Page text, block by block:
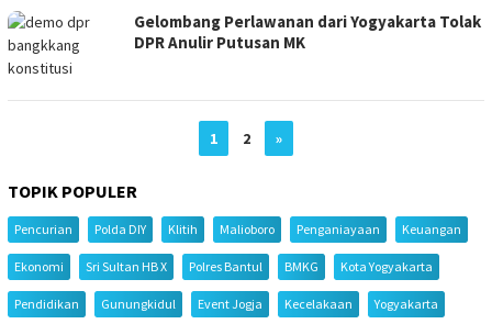
Gelombang Perlawanan dari Yogyakarta Tolak
DPR Anulir Putusan MK
1 2 »
TOPIK POPULER
Pencurian Polda DIY Klitih Malioboro Penganiayaan Keuangan
Ekonomi Sri Sultan HB X Polres Bantul BMKG Kota Yogyakarta
Pendidikan Gunungkidul Event Jogja Kecelakaan Yogyakarta